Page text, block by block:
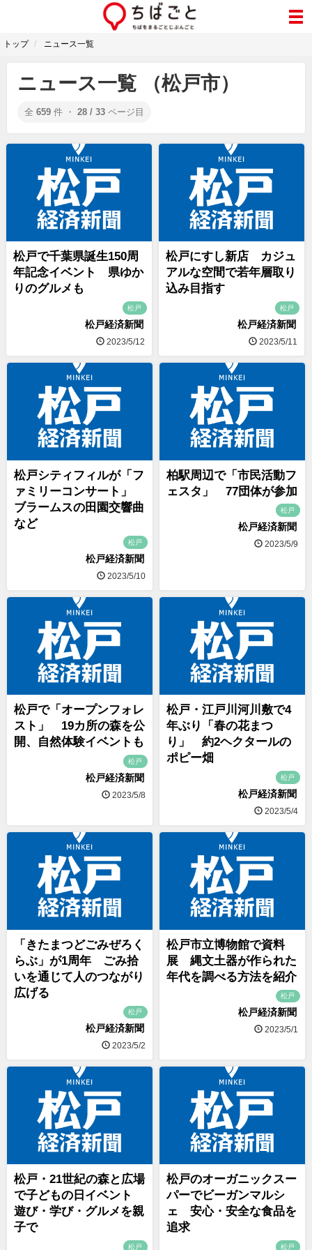
トップ ニュース一覧
ニュース一覧 （松戸市）
全 659 件 ・ 28 / 33 ページ目
松戸で千葉県誕生150周
年記念イベント 県ゆか
りのグルメも
松戸
松戸経済新聞
2023/5/12
松戸にすし新店 カジュ
アルな空間で若年層取り
込み目指す
松戸
松戸経済新聞
2023/5/11
松戸シティフィルが「フ
ァミリーコンサート」
ブラームスの田園交響曲
など
松戸
松戸経済新聞
2023/5/10
柏駅周辺で「市民活動フ
ェスタ」 77団体が参加
松戸
松戸経済新聞
2023/5/9
松戸で「オープンフォレ
スト」 19カ所の森を公
開、自然体験イベントも
松戸
松戸経済新聞
2023/5/8
松戸・江戸川河川敷で4
年ぶり「春の花まつ
り」 約2ヘクタールの
ポピー畑
松戸
松戸経済新聞
2023/5/4
「きたまつどごみぜろく
らぶ」が1周年 ごみ拾
いを通じて人のつながり
広げる
松戸
松戸経済新聞
2023/5/2
松戸市立博物館で資料
展 縄文土器が作られた
年代を調べる方法を紹介
松戸
松戸経済新聞
2023/5/1
松戸・21世紀の森と広場
で子どもの日イベント
遊び・学び・グルメを親
子で
松戸
松戸のオーガニックスー
パーでビーガンマルシ
ェ 安心・安全な食品を
追求
松戸